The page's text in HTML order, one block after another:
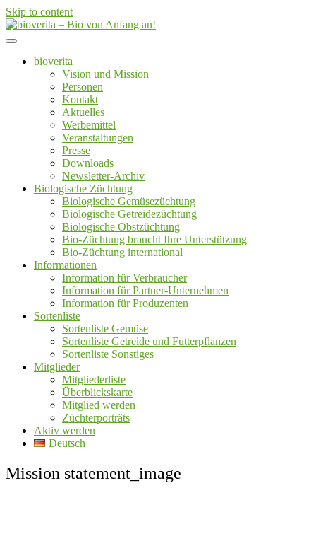
Skip to content
bioverita – Bio von Anfang an!
bioverita
Vision und Mission
Personen
Kontakt
Aktuelles
Werbemittel
Veranstaltungen
Presse
Downloads
Newsletter-Archiv
Biologische Züchtung
Biologische Gemüsezüchtung
Biologische Getreidezüchtung
Biologische Obstzüchtung
Bio-Züchtung braucht Ihre Unterstützung
Bio-Züchtung international
Informationen
Information für Verbraucher
Information für Partner-Unternehmen
Information für Produzenten
Sortenliste
Sortenliste Gemüse
Sortenliste Getreide und Futterpflanzen
Sortenliste Sonstiges
Mitglieder
Mitgliederliste
Überblickskarte
Mitglied werden
Züchterporträts
Aktiv werden
Deutsch
Mission statement_image